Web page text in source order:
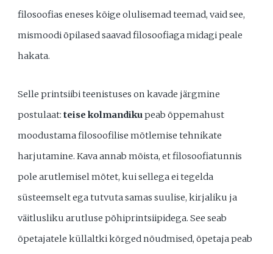
filosoofias eneses kõige olulisemad teemad, vaid see,
mismoodi õpilased saavad filosoofiaga midagi peale
hakata.
Selle printsiibi teenistuses on kavade järgmine
postulaat:teise kolmandikupeab õppemahust
moodustama filosoofilise mõtlemise tehnikate
harjutamine. Kava annab mõista, et filosoofiatunnis
pole arutlemisel mõtet, kui sellega ei tegelda
süsteemselt ega tutvuta samas suulise, kirjaliku ja
väitlusliku arutluse põhiprintsiipidega. See seab
õpetajatele küllaltki kõrged nõudmised, õpetaja peab